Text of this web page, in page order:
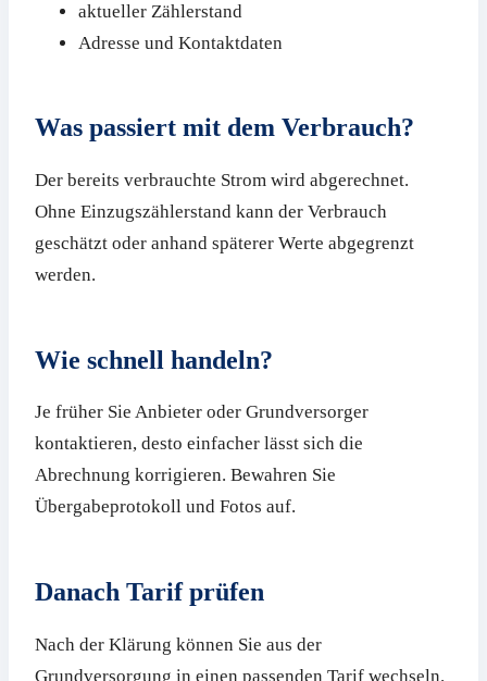
aktueller Zählerstand
Adresse und Kontaktdaten
Was passiert mit dem Verbrauch?
Der bereits verbrauchte Strom wird abgerechnet.
Ohne Einzugszählerstand kann der Verbrauch
geschätzt oder anhand späterer Werte abgegrenzt
werden.
Wie schnell handeln?
Je früher Sie Anbieter oder Grundversorger
kontaktieren, desto einfacher lässt sich die
Abrechnung korrigieren. Bewahren Sie
Übergabeprotokoll und Fotos auf.
Danach Tarif prüfen
Nach der Klärung können Sie aus der
Grundversorgung in einen passenden Tarif wechseln.